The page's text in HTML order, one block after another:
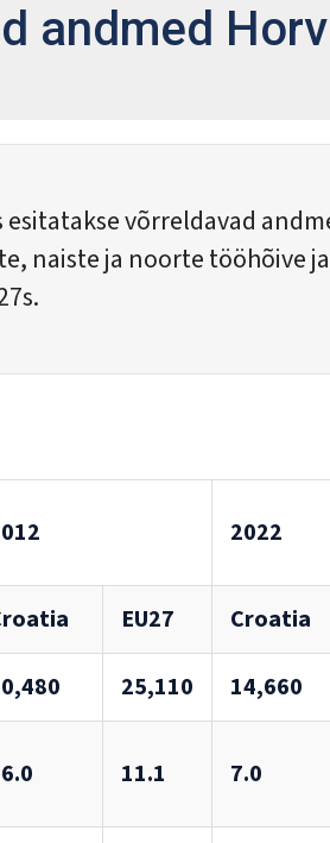
andmed
esitatakse võrreldavad
naiste ja noorte tööhõive
2022
EU27 Croatia
25,110 14,660
11.1 7.0